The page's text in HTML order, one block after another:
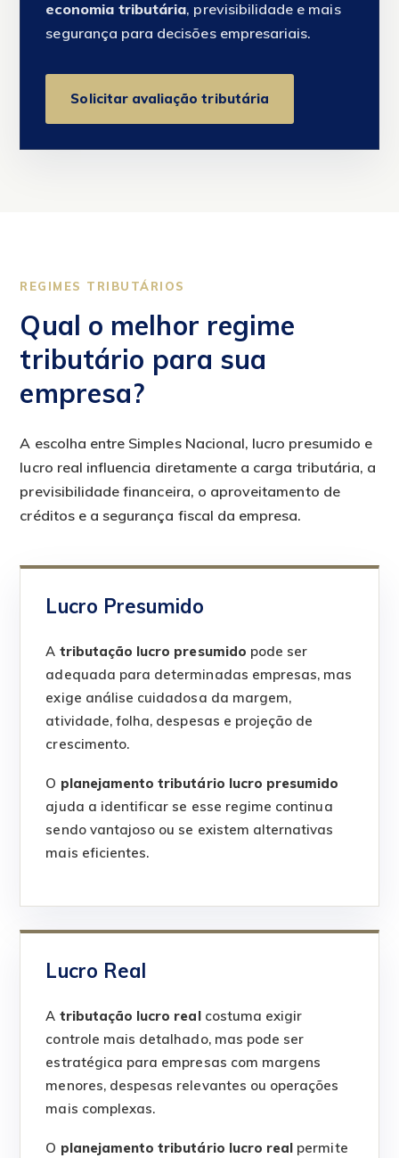
economia tributária, previsibilidade e mais
segurança para decisões empresariais.
Solicitar avaliação tributária
REGIMES TRIBUTÁRIOS
Qual o melhor regime
tributário para sua
empresa?
A escolha entre Simples Nacional, lucro presumido e
lucro real influencia diretamente a carga tributária, a
previsibilidade financeira, o aproveitamento de
créditos e a segurança fiscal da empresa.
Lucro Presumido
A tributação lucro presumido pode ser
adequada para determinadas empresas, mas
exige análise cuidadosa da margem,
atividade, folha, despesas e projeção de
crescimento.
O planejamento tributário lucro presumido
ajuda a identificar se esse regime continua
sendo vantajoso ou se existem alternativas
mais eficientes.
Lucro Real
A tributação lucro realcostuma exigir
controle mais detalhado, mas pode ser
estratégica para empresas com margens
menores, despesas relevantes ou operações
mais complexas.
O planejamento tributário lucro real permite